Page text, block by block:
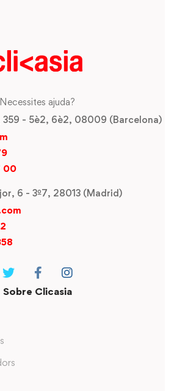
Necessites ajuda?
359 - 5è2, 6è2, 08009 (Barcelona)
00
6 - 3º7, 28013 (Madrid)
Sobre Clicasia